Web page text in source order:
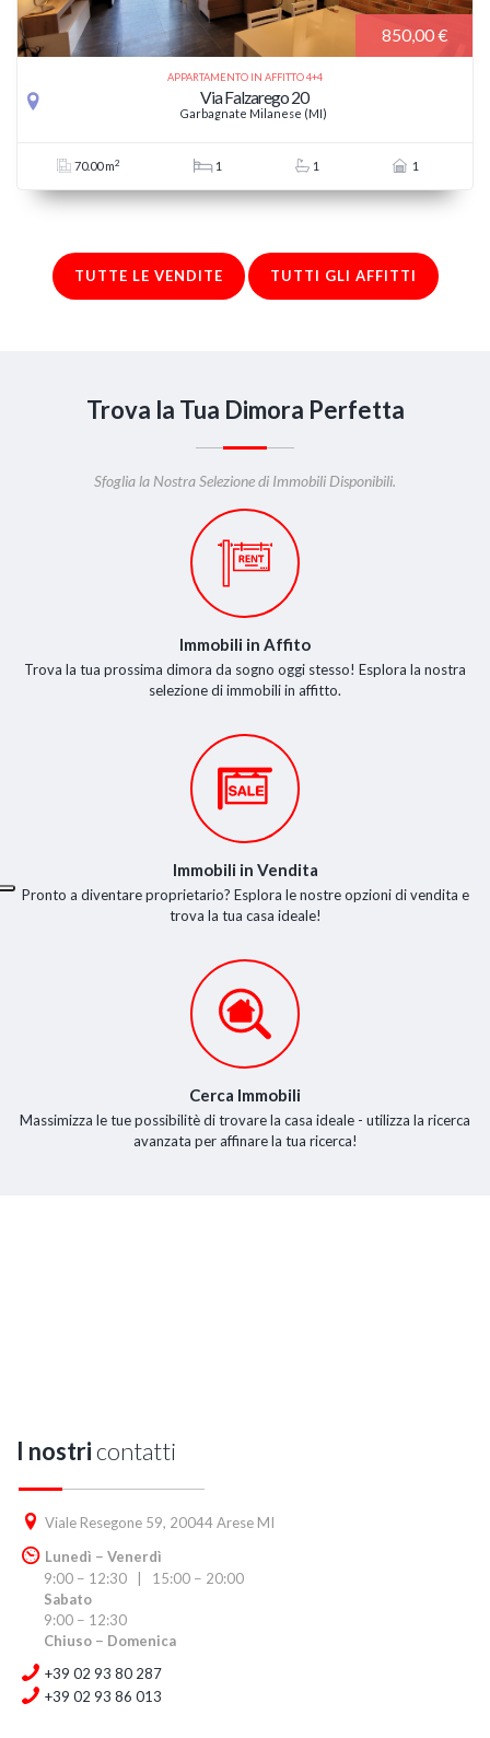
850,00 €
APPARTAMENTO IN AFFITTO 4+4
Via Falzarego 20
Garbagnate Milanese (MI)
70.00 m2 1 1 1
TUTTE LE VENDITE TUTTI GLI AFFITTI
Trova la Tua Dimora Perfetta
Sfoglia la Nostra Selezione di Immobili Disponibili.
Immobili in Affito
Trova la tua prossima dimora da sogno oggi stesso! Esplora la nostra
selezione di immobili in affitto.
Immobili in Vendita
Pronto a diventare proprietario? Esplora le nostre opzioni di vendita e
trova la tua casa ideale!
Cerca Immobili
Massimizza le tue possibilitè di trovare la casa ideale - utilizza la ricerca
avanzata per affinare la tua ricerca!
I nostricontatti
Viale Resegone 59, 20044 Arese MI
Lunedì − Venerdì
9:00 − 12:30 | 15:00 − 20:00
Sabato
9:00 − 12:30
Chiuso − Domenica
+39 02 93 80 287
+39 02 93 86 013